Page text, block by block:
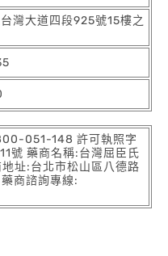
灣大道四段925號15樓之
051-148 許可執照字
號 藥商名稱:台灣屈臣氏
址:台北市松山區八德路
商諮詢專線: